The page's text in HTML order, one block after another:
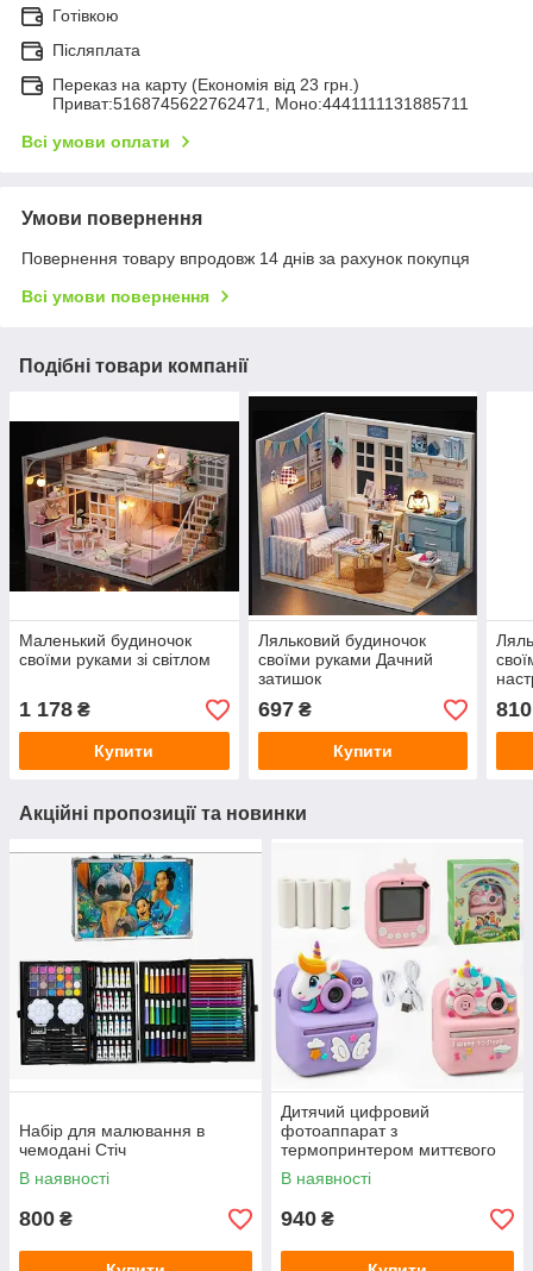
Готівкою
Післяплата
Переказ на карту (Економія від 23 грн.)
Приват:5168745622762471, Моно:4441111131885711
Всі умови оплати
Умови повернення
Повернення товару впродовж 14 днів за рахунок покупця
Всі умови повернення
Подібні товари компанії
Маленький будиночок
своїми руками зі світлом
1 178 ₴
Купити
Ляльковий будиночок
своїми руками Дачний
затишок
697₴
Купити
810
Акційні пропозиції та новинки
Набір для малювання в
чемодані Стіч
В наявності
800 ₴
Дитячий цифровий
фотоаппарат з
термопринтером миттєвого
друку Єдиноріг
В наявності
940 ₴